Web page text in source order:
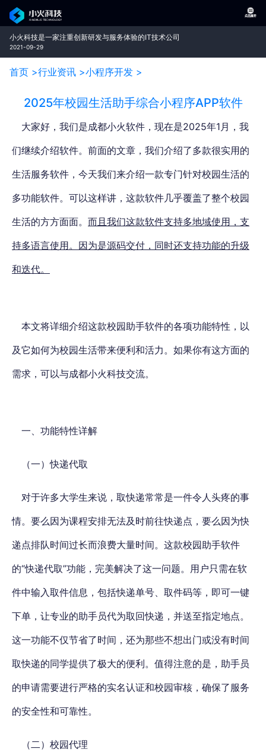
小火科技是一家注重创新研发与服务体验的IT技术公司
2021-09-29
首页 >行业资讯 >小程序开发 >
2025年校园生活助手综合小程序APP软件
大家好，我们是成都小火软件，现在是2025年1月，我
们继续介绍软件。 前面的文章，我们介绍了多款很实用的
生活服务软件，今天我们来介绍一款专门针对校园生活的
多功能软件。 可以这样讲，这款软件几乎覆盖了整个校园
生活的方方面面。 而且我们这款软件支持多地域使用，支
持多语言使用。因为是源码交付，同时还支持功能的升级
和迭代。
本文将详细介绍这款校园助手软件的各项功能特性，以
及它如何为校园生活带来便利和活力。 如果你有这方面的
需求，可以与成都小火科技交流。
一、功能特性详解
（一）快递代取
对于许多大学生来说，取快递常常是一件令人头疼的事
情。要么因为课程安排无法及时前往快递点，要么因为快
递点排队时间过长而浪费大量时间。这款校园助手软件
的“快递代取”功能，完美解决了这一问题。用户只需在软
件中输入取件信息，包括快递单号、取件码等，即可一键
下单，让专业的助手员代为取回快递，并送至指定地点。
这一功能不仅节省了时间，还为那些不想出门或没有时间
取快递的同学提供了极大的便利。值得注意的是，助手员
的申请需要进行严格的实名认证和校园审核，确保了服务
的安全性和可靠性。
（二）校园代理